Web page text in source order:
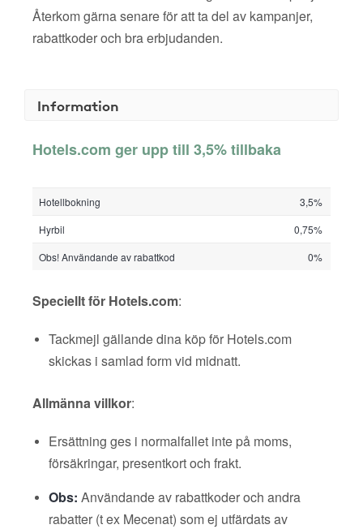
Återkom gärna senare för att ta del av kampanjer,
rabattkoder och bra erbjudanden.
Information
Hotels.com ger upp till 3,5% tillbaka
Hotellbokning
3,5%
Hyrbil
0,75%
Obs! Användande av rabattkod
0%
Speciellt för Hotels.com:
Tackmejl gällande dina köp för Hotels.com
skickas i samlad form vid midnatt.
Allmänna villkor:
Ersättning ges i normalfallet inte på moms,
försäkringar, presentkort och frakt.
Obs: Användande av rabattkoder och andra
rabatter (t ex Mecenat) som ej utfärdats av